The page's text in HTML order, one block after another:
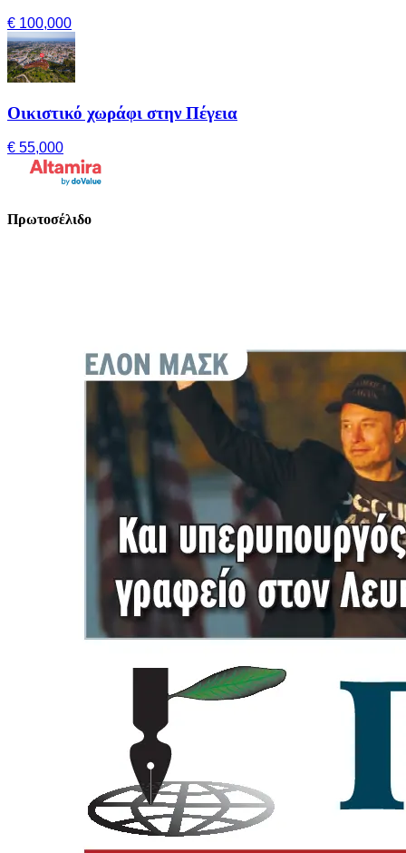
€ 100,000
Οικιστικό χωράφι στην Πέγεια
€ 55,000
Πρωτοσέλιδο